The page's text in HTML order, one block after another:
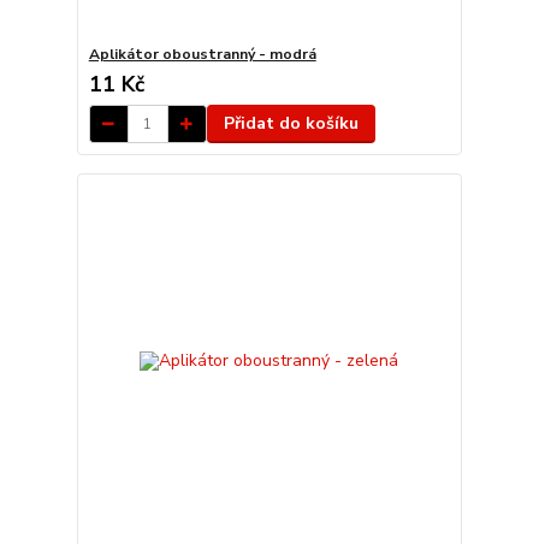
Aplikátor oboustranný - modrá
11 Kč
Přidat do košíku